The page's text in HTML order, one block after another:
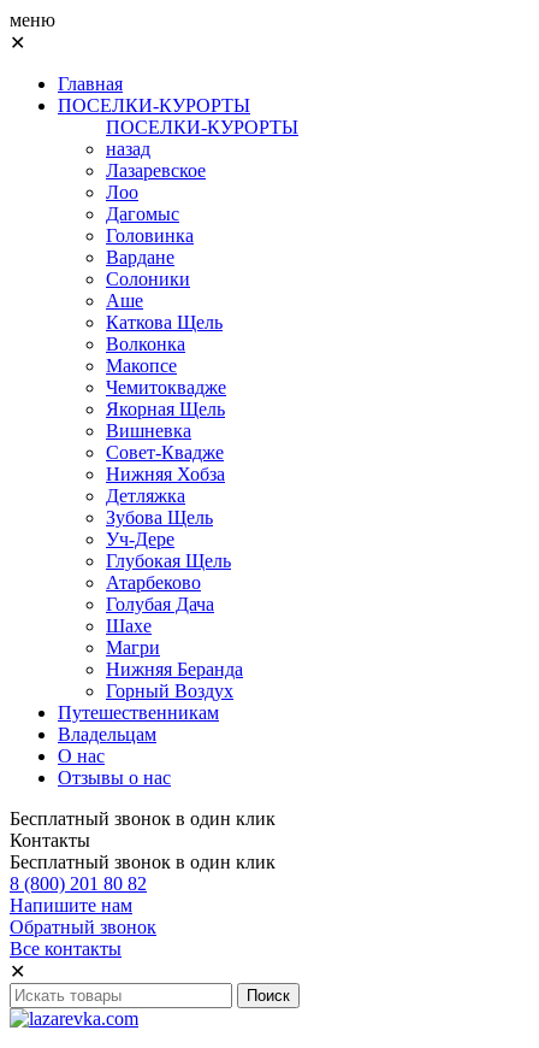
меню
✕
Главная
ПОСЕЛКИ-КУРОРТЫ
ПОСЕЛКИ-КУРОРТЫ
назад
Лазаревское
Лоо
Дагомыс
Головинка
Вардане
Солоники
Аше
Каткова Щель
Волконка
Макопсе
Чемитоквадже
Якорная Щель
Вишневка
Совет-Квадже
Нижняя Хобза
Детляжка
Зубова Щель
Уч-Дере
Глубокая Щель
Атарбеково
Голубая Дача
Шахе
Магри
Нижняя Беранда
Горный Воздух
Путешественникам
Владельцам
О нас
Отзывы о нас
Бесплатный звонок в один клик
Контакты
Бесплатный звонок в один клик
8 (800) 201 80 82
Напишите нам
Обратный звонок
Все контакты
✕